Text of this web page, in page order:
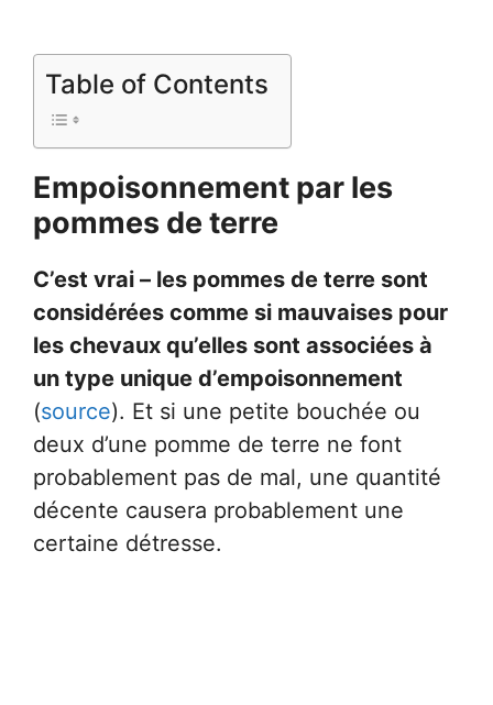
Table of Contents
Empoisonnement par les
pommes de terre
C’est vrai – les pommes de terre sont
considérées comme si mauvaises pour
les chevaux qu’elles sont associées à
un type unique d’empoisonnement
(source). Et si une petite bouchée ou
deux d’une pomme de terre ne font
probablement pas de mal, une quantité
décente causera probablement une
certaine détresse.